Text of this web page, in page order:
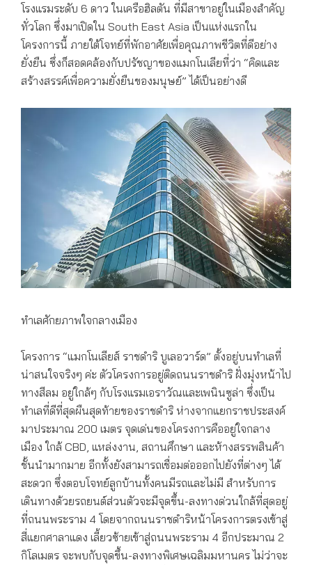
โรงแรมระดับ 6 ดาว ในเครือฮิลตัน ที่มีสาขาอยู่ในเมืองสำคัญ
ทั่วโลก ซึ่งมาเปิดใน South East Asia เป็นแห่งแรกใน
โครงการนี้ ภายใต้โจทย์ที่พักอาศัยเพื่อคุณภาพชีวิตที่ดีอย่าง
ยั่งยืน ซึ่งก็สอดคล้องกับปรัชญาของแมกโนเลียที่ว่า “คิดและ
สร้างสรรค์เพื่อความยั่งยืนของมนุษย์” ได้เป็นอย่างดี
ทำเลศักยภาพใจกลางเมือง
โครงการ “แมกโนเลียส์ ราชดำริ บูเลอวาร์ด” ตั้งอยู่บนทำเลที่
น่าสนใจจริงๆ ค่ะ ตัวโครงการอยู่ติดถนนราชดำริ ฝั่งมุ่งหน้าไป
ทางสีลม อยู่ใกล้ๆ กับโรงแรมเอราวัณและเพนินซูล่า ซึ่งเป็น
ทำเลที่ดีที่สุดผืนสุดท้ายของราชดำริ ห่างจากแยกราชประสงค์
มาประมาณ 200 เมตร จุดเด่นของโครงการคืออยู่ใจกลาง
เมือง ใกล้ CBD, แหล่งงาน, สถานศึกษา และห้างสรรพสินค้า
ชั้นนำมากมาย อีกทั้งยังสามารถเชื่อมต่อออกไปยังที่ต่างๆ ได้
สะดวก ซึ่งตอบโจทย์ลูกบ้านทั้งคนมีรถและไม่มี สำหรับการ
เดินทางด้วยรถยนต์ส่วนตัวจะมีจุดขึ้น-ลงทางด่วนใกล้ที่สุดอยู่
ที่ถนนพระราม 4 โดยจากถนนราชดำริหน้าโครงการตรงเข้าสู่
สี่แยกศาลาแดง เลี้ยวซ้ายเข้าสู่ถนนพระราม 4 อีกประมาณ 2
กิโลเมตร จะพบกับจุดขึ้น-ลงทางพิเศษเฉลิมมหานคร ไม่ว่าจะ